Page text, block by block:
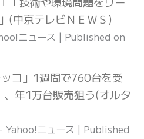
(中京テレビＮＥＷＳ)
ニュース
Published on
コ」1週間で760台を受
、年1万台販売狙う(オルタ
Yahoo!ニュース
Published